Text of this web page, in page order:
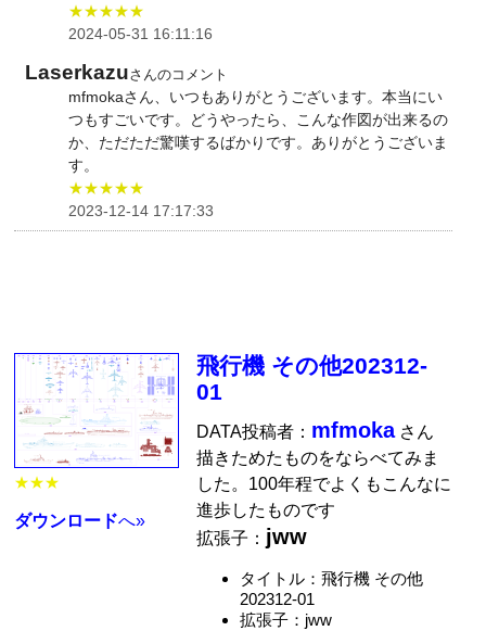
★★★★★
2024-05-31 16:11:16
Laserkazuさんのコメント
mfmokaさん、いつもありがとうございます。本当にい
つもすごいです。どうやったら、こんな作図が出来るの
か、ただただ驚嘆するばかりです。ありがとうございま
す。
★★★★★
2023-12-14 17:17:33
★★★
ダウンロードへ»
飛行機 その他202312-
01
DATA投稿者： mfmokaさん
描きためたものをならべてみま
した。100年程でよくもこんなに
進歩したものです
拡張子： jww
タイトル：飛行機 その他
202312-01
拡張子：jww